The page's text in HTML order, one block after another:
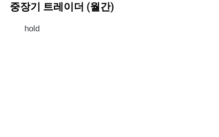
중장기 트레이더 (월간)
hold